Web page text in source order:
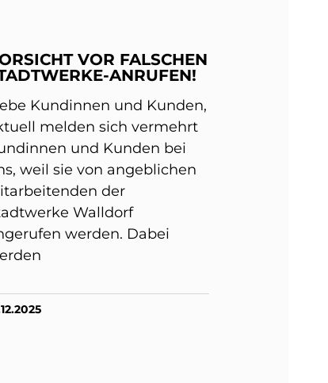
VOR FALSCHEN
ANRUFEN!
Kundinnen und Kunden,
melden sich vermehrt
und Kunden bei
weil sie von angeblichen
der
Walldorf
werden. Dabei